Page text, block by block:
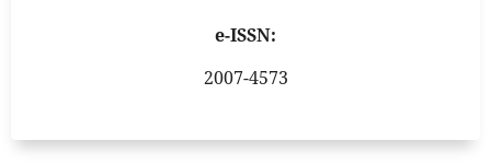
e-ISSN:
2007-4573